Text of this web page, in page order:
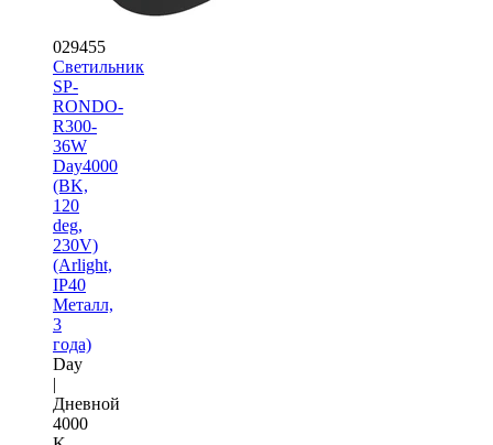
029455
Светильник
SP-
RONDO-
R300-
36W
Day4000
(BK,
120
deg,
230V)
(Arlight,
IP40
Металл,
3
года)
Day
|
Дневной
4000